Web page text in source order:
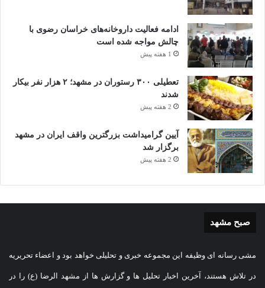
ادامه فعالیت داروخانه‌های خراسان رضوی با
چالش مواجه شده است
1 هفته پیش
تعطیلی ۳۰۰ رستوران در مشهد؛ ۲ هزار نفر بیکار
شدند
2 هفته پیش
آیین گرامیداشت بزرگترین واقف ایران در مشهد
برگزار شد
2 هفته پیش
صبح مشهد
مشی رسانه ای وظیفه این مجموعه خبری و تحلیلی خواهد بود و اعضاء تحریریه
در تلاش هستند، آخرین اخبار تحلیل ها و گزارش ها از مشهد الرضا (ع) را در